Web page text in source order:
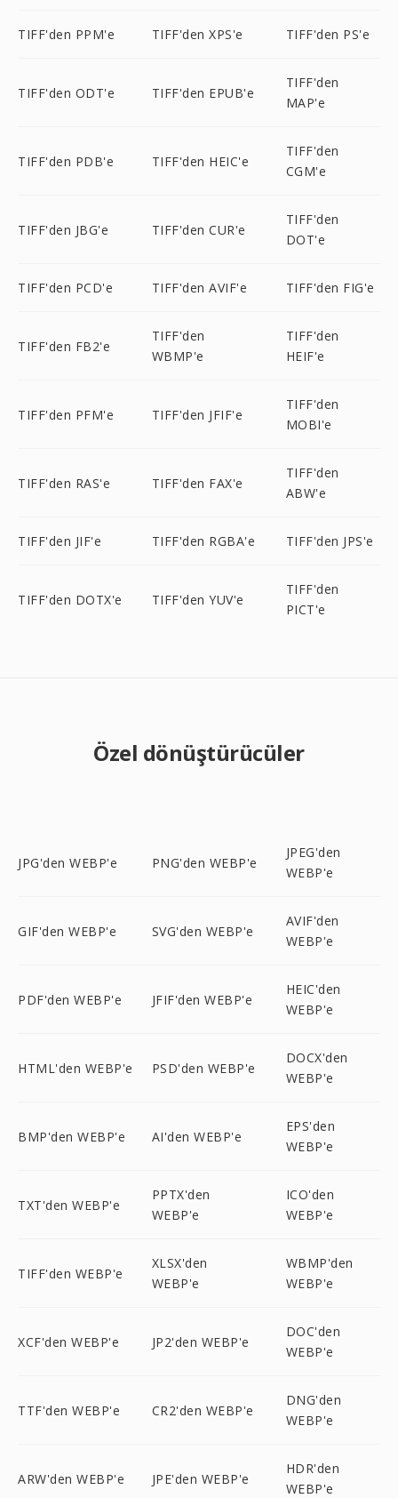
TIFF'den PPM'e TIFF'den XPS'e TIFF'den PS'e
TIFF'den ODT'e TIFF'den EPUB'e
TIFF'den
MAP'e
TIFF'den PDB'e TIFF'den HEIC'e
TIFF'den
CGM'e
TIFF'den JBG'e TIFF'den CUR'e
TIFF'den
DOT'e
TIFF'den PCD'e TIFF'den AVIF'e TIFF'den FIG'e
TIFF'den FB2'e
TIFF'den
WBMP'e
TIFF'den
HEIF'e
TIFF'den PFM'e TIFF'den JFIF'e
TIFF'den
MOBI'e
TIFF'den RAS'e TIFF'den FAX'e
TIFF'den
ABW'e
TIFF'den JIF'e TIFF'den RGBA'e TIFF'den JPS'e
TIFF'den DOTX'e TIFF'den YUV'e
TIFF'den
PICT'e
Özel dönüştürücüler
JPG'den WEBP'e PNG'den WEBP'e
JPEG'den
WEBP'e
GIF'den WEBP'e SVG'den WEBP'e
AVIF'den
WEBP'e
PDF'den WEBP'e JFIF'den WEBP'e
HEIC'den
WEBP'e
HTML'den WEBP'e PSD'den WEBP'e
DOCX'den
WEBP'e
BMP'den WEBP'e AI'den WEBP'e
EPS'den
WEBP'e
TXT'den WEBP'e
PPTX'den
WEBP'e
ICO'den
WEBP'e
TIFF'den WEBP'e
XLSX'den
WEBP'e
WBMP'den
WEBP'e
XCF'den WEBP'e JP2'den WEBP'e
DOC'den
WEBP'e
TTF'den WEBP'e CR2'den WEBP'e
DNG'den
WEBP'e
ARW'den WEBP'e JPE'den WEBP'e
HDR'den
WEBP'e